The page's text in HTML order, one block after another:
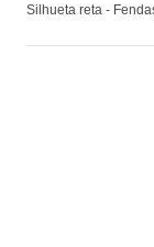
Silhueta reta -